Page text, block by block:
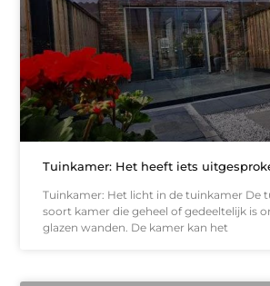
Tuinkamer: Het heeft iets
Tuinkamer: Het licht in de tuinkamer De
soort kamer die geheel of gedeeltelijk is
glazen wanden. De kamer kan het